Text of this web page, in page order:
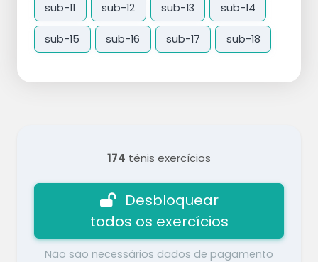
sub-11 sub-12 sub-13 sub-14
sub-15 sub-16 sub-17 sub-18
174 ténis exercícios
Desbloquear
todos os exercícios
Não são necessários dados de pagamento